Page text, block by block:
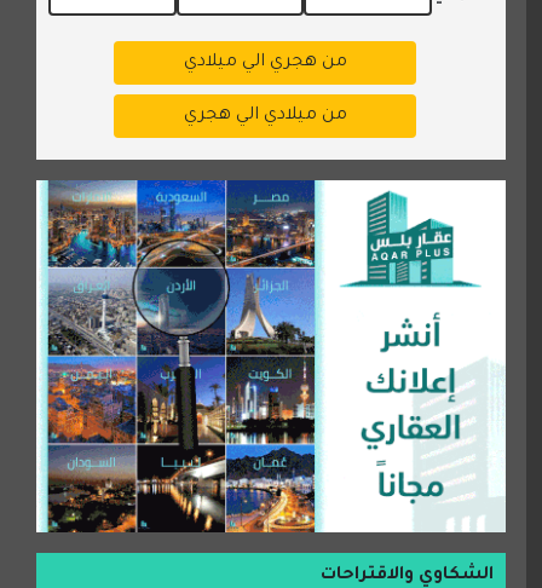
من هجري الي ميلادي
من ميلادي الي هجري
الشكاوي والاقتراحات